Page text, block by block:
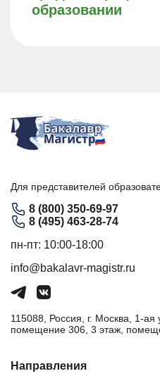
образовании
Для представителей
8 (800) 350-69-97
8 (495) 463-28-74
пн-пт: 10:00-18:00
info@bakalavr-magistr.ru
115088, Россия, г. Москва, 1-
помещение 306, 3 этаж,
Направления